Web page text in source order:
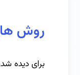
روش
برای دیده